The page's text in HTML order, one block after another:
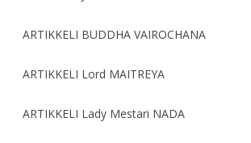
ARTIKKELI BUDDHA VAIROCHANA
ARTIKKELI Lord MAITREYA
ARTIKKELI Lady Mestari NADA